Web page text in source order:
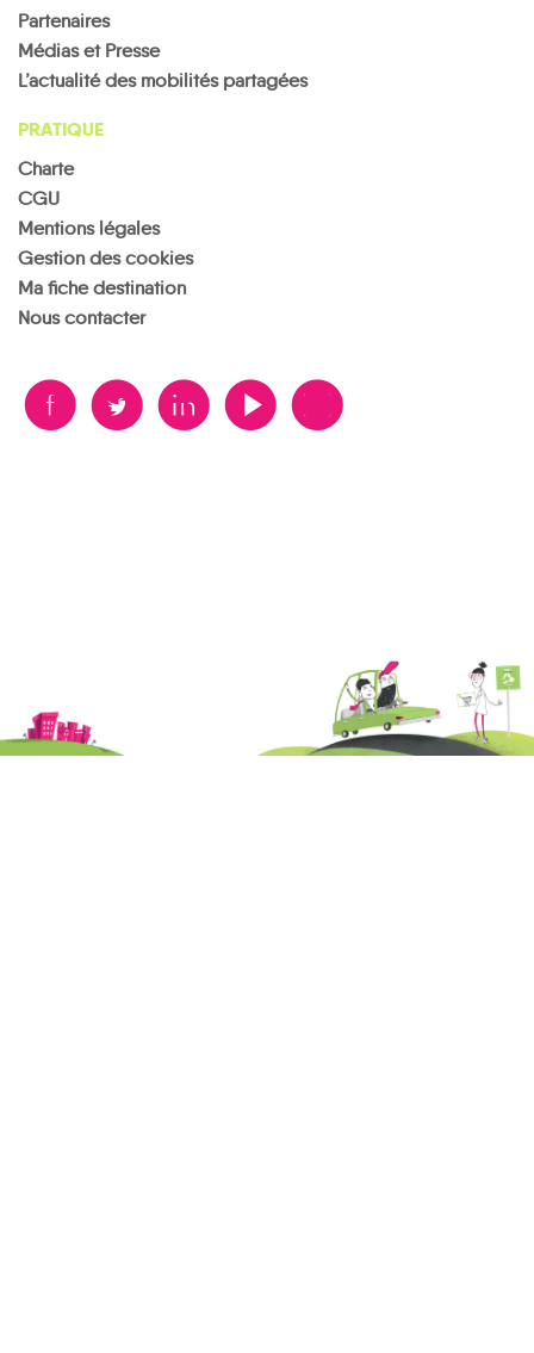
Partenaires
Médias et Presse
L’actualité des mobilités partagées
PRATIQUE
Charte
CGU
Mentions légales
Gestion des cookies
Ma fiche destination
Nous contacter
B A D F V